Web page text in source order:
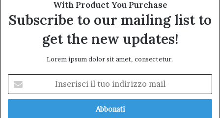
With Product You Purchase
Subscribe to our mailing list to
get the new updates!
Lorem ipsum dolor sit amet, consectetur.
tuo